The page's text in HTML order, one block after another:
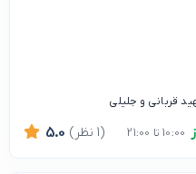
قربانی و جلیلی
5.0 (1 نظر)